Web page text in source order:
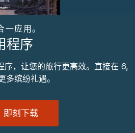
应用。
程序
序，让您的旅行更高效。直接在 6,
缤纷礼遇。
即刻下载